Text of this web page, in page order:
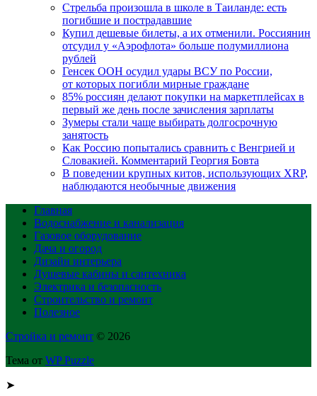
Стрельба произошла в школе в Таиланде: есть
погибшие и пострадавшие
Купил дешевые билеты, а их отменили. Россиянин
отсудил у «Аэрофлота» больше полумиллиона
рублей
Генсек ООН осудил удары ВСУ по России,
от которых погибли мирные граждане
85% россиян делают покупки на маркетплейсах в
первый же день после зачисления зарплаты
Зумеры стали чаще выбирать долгосрочную
занятость
Как Россию попытались сравнить с Венгрией и
Словакией. Комментарий Георгия Бовта
В поведении крупных китов, использующих XRP,
наблюдаются необычные движения
Главная
Водоснабжение и канализация
Газовое оборудование
Дача и огород
Дизайн интерьера
Душевые кабины и сантехника
Электрика и безопасность
Строительство и ремонт
Полезное
Стройка и ремонт © 2026
Тема от WP Puzzle
➤